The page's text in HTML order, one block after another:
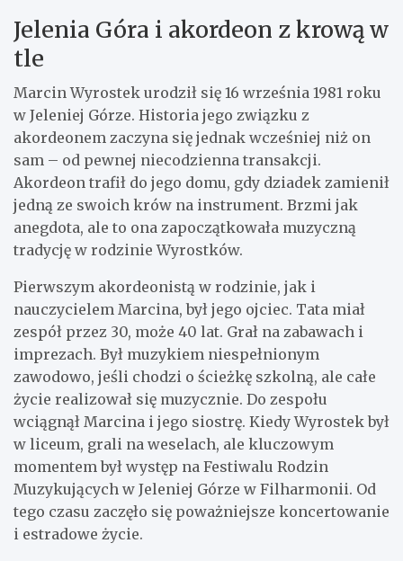
Jelenia Góra i akordeon z krową w
tle
Marcin Wyrostek urodził się 16 września 1981 roku
w Jeleniej Górze. Historia jego związku z
akordeonem zaczyna się jednak wcześniej niż on
sam – od pewnej niecodzienna transakcji.
Akordeon trafił do jego domu, gdy dziadek zamienił
jedną ze swoich krów na instrument. Brzmi jak
anegdota, ale to ona zapoczątkowała muzyczną
tradycję w rodzinie Wyrostków.
Pierwszym akordeonistą w rodzinie, jak i
nauczycielem Marcina, był jego ojciec. Tata miał
zespół przez 30, może 40 lat. Grał na zabawach i
imprezach. Był muzykiem niespełnionym
zawodowo, jeśli chodzi o ścieżkę szkolną, ale całe
życie realizował się muzycznie. Do zespołu
wciągnął Marcina i jego siostrę. Kiedy Wyrostek był
w liceum, grali na weselach, ale kluczowym
momentem był występ na Festiwalu Rodzin
Muzykujących w Jeleniej Górze w Filharmonii. Od
tego czasu zaczęło się poważniejsze koncertowanie
i estradowe życie.